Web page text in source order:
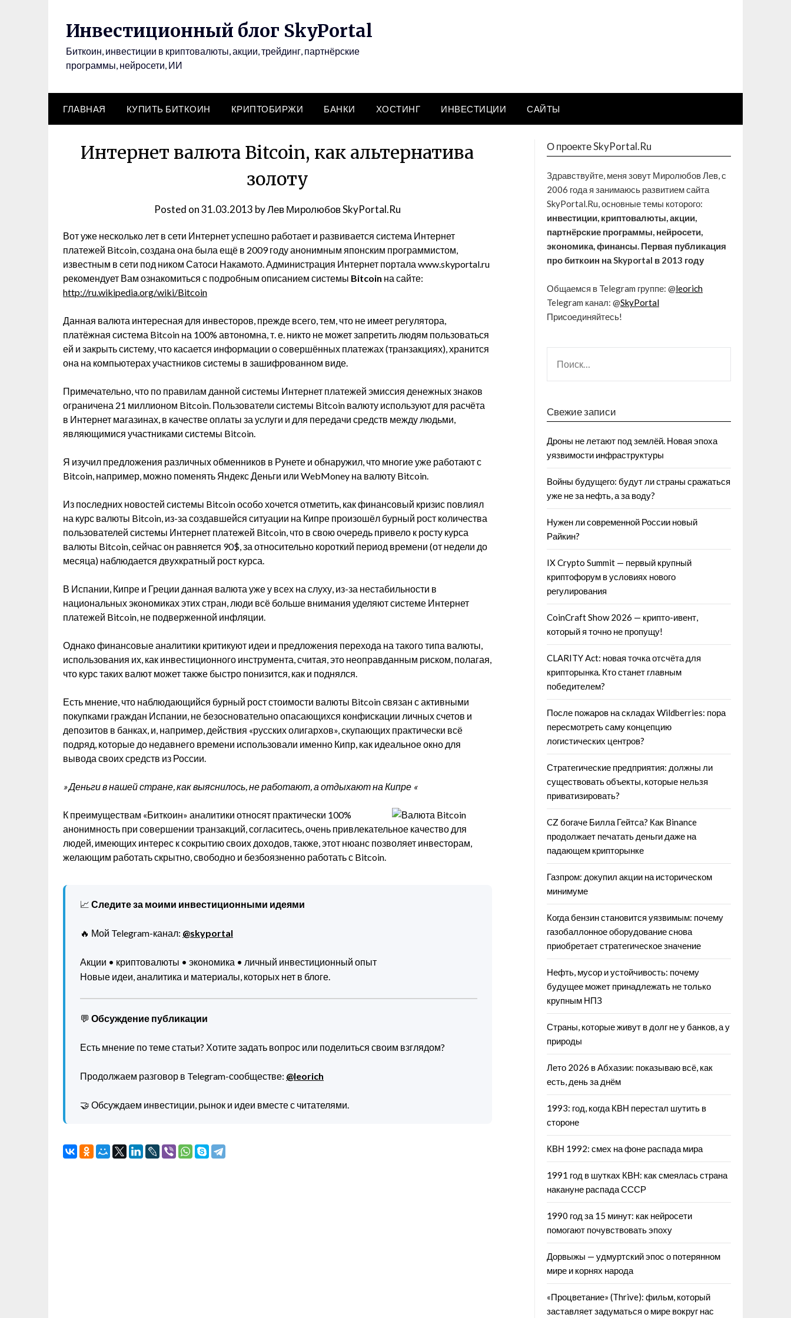
Инвестиционный блог SkyPortal
Биткоин, инвестиции в криптовалюты, акции, трейдинг, партнёрские
программы, нейросети, ИИ
ГЛАВНАЯ КУПИТЬ БИТКОИН КРИПТОБИРЖИ БАНКИ ХОСТИНГ ИНВЕСТИЦИИ САЙТЫ
Интернет валюта Bitcoin, как альтернатива
золоту
Posted on31.03.2013 byЛев Миролюбов SkyPortal.Ru
Вот уже несколько лет в сети Интернет успешно работает и развивается система Интернет
платежей Bitcoin, создана она была ещё в 2009 году анонимным японским программистом,
известным в сети под ником Сатоси Накамото. Администрация Интернет портала www.skyportal.ru
рекомендует Вам ознакомиться с подробным описанием системы Bitcoin на сайте:
http://ru.wikipedia.org/wiki/Bitcoin
Данная валюта интересная для инвесторов, прежде всего, тем, что не имеет регулятора,
платёжная система Bitcoin на 100% автономна, т. е. никто не может запретить людям пользоваться
ей и закрыть систему, что касается информации о совершённых платежах (транзакциях), хранится
она на компьютерах участников системы в зашифрованном виде.
Примечательно, что по правилам данной системы Интернет платежей эмиссия денежных знаков
ограничена 21 миллионом Bitcoin. Пользователи системы Bitcoin валюту используют для расчёта
в Интернет магазинах, в качестве оплаты за услуги и для передачи средств между людьми,
являющимися участниками системы Bitcoin.
Я изучил предложения различных обменников в Рунете и обнаружил, что многие уже работают с
Bitcoin, например, можно поменять Яндекс Деньги или WebMoney на валюту Bitcoin.
Из последних новостей системы Bitcoin особо хочется отметить, как финансовый кризис повлиял
на курс валюты Bitcoin, из-за создавшейся ситуации на Кипре произошёл бурный рост количества
пользователей системы Интернет платежей Bitcoin, что в свою очередь привело к росту курса
валюты Bitcoin, сейчас он равняется 90$, за относительно короткий период времени (от недели до
месяца) наблюдается двухкратный рост курса.
В Испании, Кипре и Греции данная валюта уже у всех на слуху, из-за нестабильности в
национальных экономиках этих стран, люди всё больше внимания уделяют системе Интернет
платежей Bitcoin, не подверженной инфляции.
Однако финансовые аналитики критикуют идеи и предложения перехода на такого типа валюты,
использования их, как инвестиционного инструмента, считая, это неоправданным риском, полагая,
что курс таких валют может также быстро понизится, как и поднялся.
Есть мнение, что наблюдающийся бурный рост стоимости валюты Bitcoin связан с активными
покупками граждан Испании, не безосновательно опасающихся конфискации личных счетов и
депозитов в банках, и, например, действия «русских олигархов», скупающих практически всё
подряд, которые до недавнего времени использовали именно Кипр, как идеальное окно для
вывода своих средств из России.
» Деньги в нашей стране, как выяснилось, не работают, а отдыхают на Кипре «
К преимуществам «Биткоин» аналитики относят практически 100%
анонимность при совершении транзакций, согласитесь, очень привлекательное качество для
людей, имеющих интерес к сокрытию своих доходов, также, этот нюанс позволяет инвесторам,
желающим работать скрытно, свободно и безбоязненно работать с Bitcoin.
📈 Следите за моими инвестиционными идеями
🔥 Мой Telegram-канал: @skyportal
Акции • криптовалюты • экономика • личный инвестиционный опыт
Новые идеи, аналитика и материалы, которых нет в блоге.
💬 Обсуждение публикации
Есть мнение по теме статьи? Хотите задать вопрос или поделиться своим взглядом?
Продолжаем разговор в Telegram-сообществе: @leorich
🤝 Обсуждаем инвестиции, рынок и идеи вместе с читателями.
О проекте SkyPortal.Ru
Здравствуйте, меня зовут Миролюбов Лев, с
2006 года я занимаюсь развитием сайта
SkyPortal.Ru, основные темы которого:
инвестиции, криптовалюты, акции,
партнёрские программы, нейросети,
экономика, финансы. Первая публикация
про биткоин на Skyportal в 2013 году
Общаемся в Telegram группе: @leorich
Telegram канал: @SkyPortal
Присоединяйтесь!
Свежие записи
Дроны не летают под землёй. Новая эпоха
уязвимости инфраструктуры
Войны будущего: будут ли страны сражаться
уже не за нефть, а за воду?
Нужен ли современной России новый
Райкин?
IX Crypto Summit — первый крупный
криптофорум в условиях нового
регулирования
CoinCraft Show 2026 — крипто-ивент,
который я точно не пропущу!
CLARITY Act: новая точка отсчёта для
крипторынка. Кто станет главным
победителем?
После пожаров на складах Wildberries: пора
пересмотреть саму концепцию
логистических центров?
Стратегические предприятия: должны ли
существовать объекты, которые нельзя
приватизировать?
CZ богаче Билла Гейтса? Как Binance
продолжает печатать деньги даже на
падающем крипторынке
Газпром: докупил акции на историческом
минимуме
Когда бензин становится уязвимым: почему
газобаллонное оборудование снова
приобретает стратегическое значение
Нефть, мусор и устойчивость: почему
будущее может принадлежать не только
крупным НПЗ
Страны, которые живут в долг не у банков, а у
природы
Лето 2026 в Абхазии: показываю всё, как
есть, день за днём
1993: год, когда КВН перестал шутить в
стороне
КВН 1992: смех на фоне распада мира
1991 год в шутках КВН: как смеялась страна
накануне распада СССР
1990 год за 15 минут: как нейросети
помогают почувствовать эпоху
Дорвыжы — удмуртский эпос о потерянном
мире и корнях народа
«Процветание» (Thrive): фильм, который
заставляет задуматься о мире вокруг нас